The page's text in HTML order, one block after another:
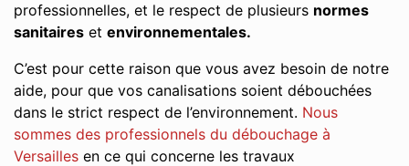
professionnelles, et le respect de plusieurs normes
sanitaires et environnementales.
C’est pour cette raison que vous avez besoin de notre
aide, pour que vos canalisations soient débouchées
dans le strict respect de l’environnement. Nous
sommes des professionnels du débouchage à
Versailles en ce qui concerne les travaux